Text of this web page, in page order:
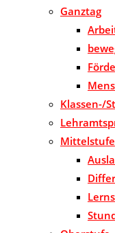
Ganztag
Klassen-/
Mittelstufe